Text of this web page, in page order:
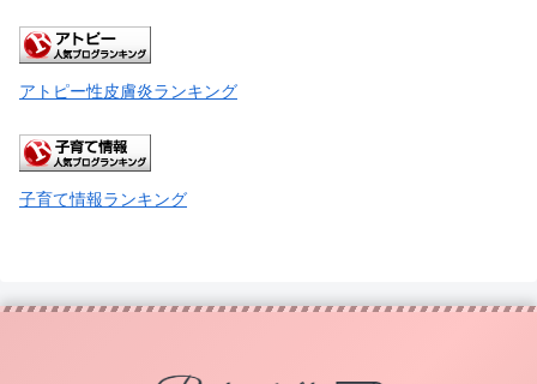
アトピー性皮膚炎ランキング
子育て情報ランキング